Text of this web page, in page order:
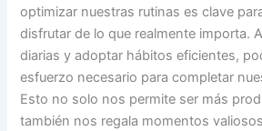
optimizar nuestras rutinas es clave
disfrutar de lo que realmente importa.
diarias y adoptar hábitos eficientes,
esfuerzo necesario para completar
Esto no solo nos permite ser más
también nos regala momentos